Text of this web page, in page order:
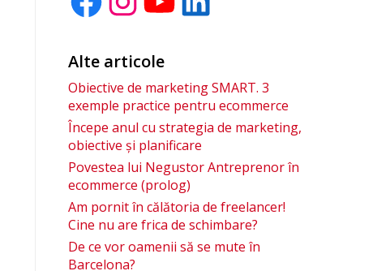
Alte articole
Obiective de marketing SMART. 3
exemple practice pentru ecommerce
Începe anul cu strategia de marketing,
obiective și planificare
Povestea lui Negustor Antreprenor în
ecommerce (prolog)
Am pornit în călătoria de freelancer!
Cine nu are frica de schimbare?
De ce vor oamenii să se mute în
Barcelona?